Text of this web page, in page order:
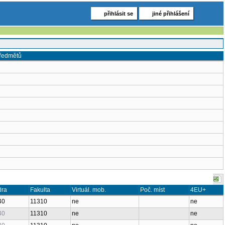
přihlásit se jiné přihlášení
Fakulta Virtuál. mob. Poč. míst
4EU+
11310 ne
ne
11310 ne
ne